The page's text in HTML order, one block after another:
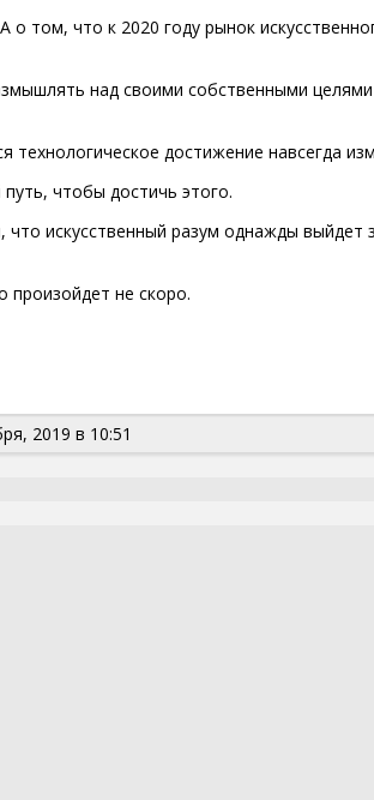
о том, что к 2020 году рынок
над своими собственными целями
достижение навсегда
чтобы достичь этого.
искусственный разум однажды выйдет
произойдет не скоро.
2019 в 10:51